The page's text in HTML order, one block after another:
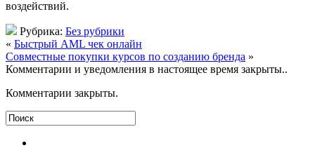
воздействий.
Рубрика: Без рубрики
« Быстрый AML чек онлайн
Совместные покупки курсов по созданию бренда »
Комментарии и уведомления в настоящее время закрыты..
Комментарии закрыты.